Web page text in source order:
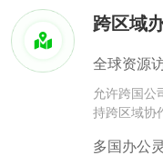
跨区域
全球资源
允许跨国公
持跨区域协
多国办公